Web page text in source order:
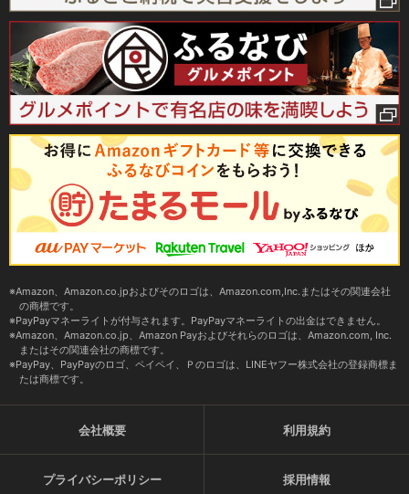
Amazon、Amazon.co.jpおよびそのロゴは、Amazon.com,Inc.またはその関連会社
の商標です。
PayPayマネーライトが付与されます。PayPayマネーライトの出金はできません。
Amazon、Amazon.co.jp、Amazon Payおよびそれらのロゴは、Amazon.com, Inc.
またはその関連会社の商標です。
PayPay、PayPayのロゴ、ペイペイ、Ｐのロゴは、LINEヤフー株式会社の登録商標ま
たは商標です。
会社概要 利用規約
プライバシーポリシー 採用情報